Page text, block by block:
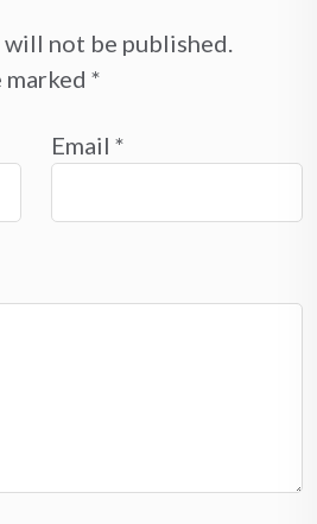
will not be published.
*
Email *